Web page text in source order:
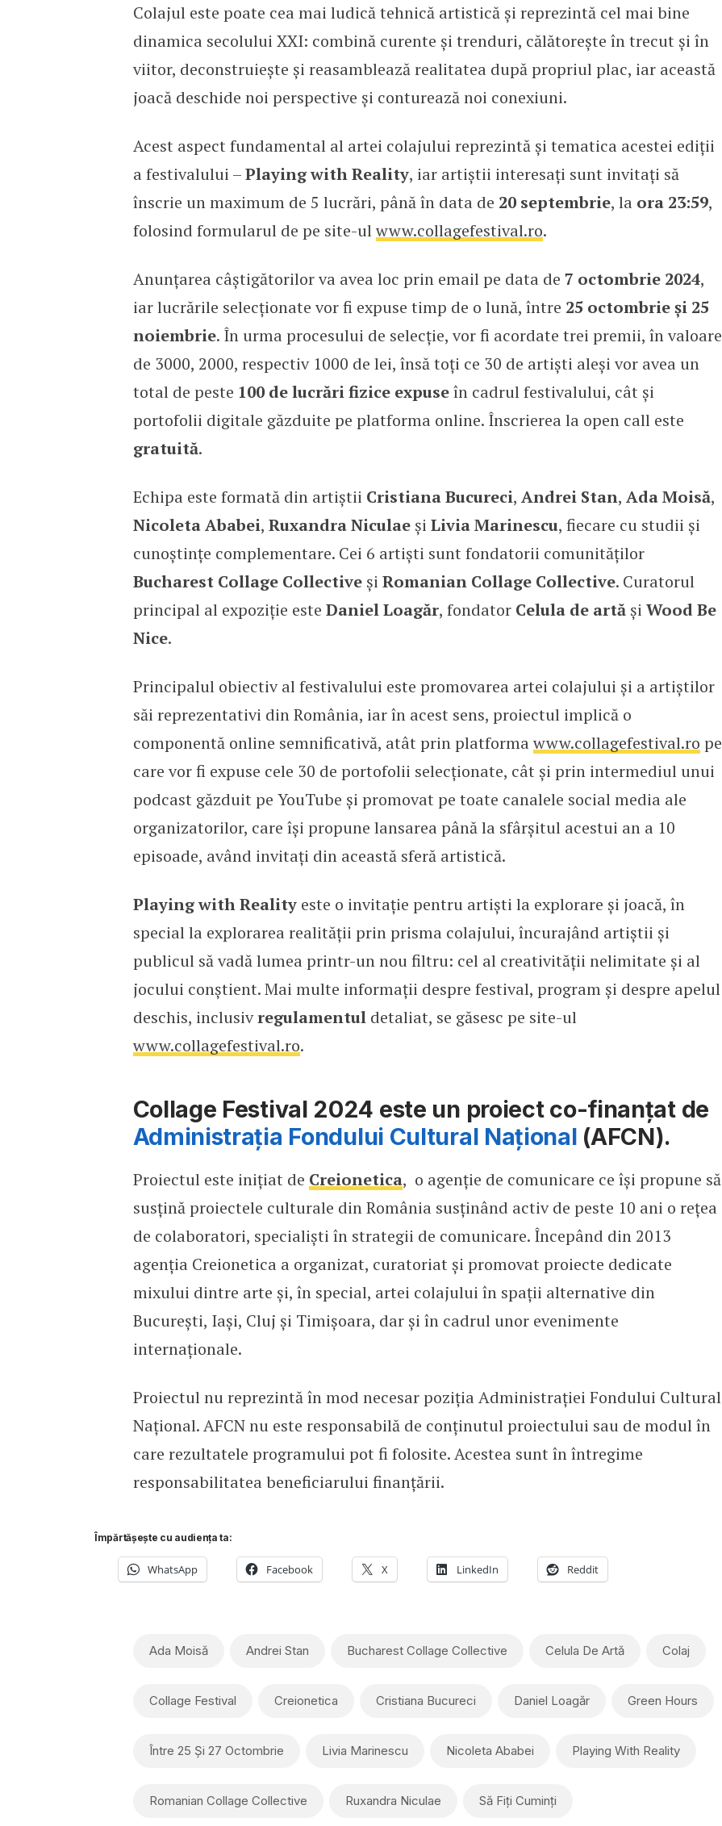
Colajul este poate cea mai ludică tehnică artistică și reprezintă cel mai bine
dinamica secolului XXI: combină curente și trenduri, călătorește în trecut și în
viitor, deconstruiește și reasamblează realitatea după propriul plac, iar această
joacă deschide noi perspective și conturează noi conexiuni.
Acest aspect fundamental al artei colajului reprezintă și tematica acestei ediții
a festivalului –Playing with Reality, iar artiștii interesați sunt invitați să
înscrie un maximum de 5 lucrări, până în data de 20 septembrie, la ora 23:59,
folosind formularul de pe site-ulwww.collagefestival.ro.
Anunțarea câștigătorilor va avea loc prin email pe data de 7 octombrie 2024,
iar lucrările selecționate vor fi expuse timp de o lună, între 25 octombrie și 25
noiembrie. În urma procesului de selecție, vor fi acordate trei premii, în valoare
de 3000, 2000, respectiv 1000 de lei, însă toți ce 30 de artiști aleși vor avea un
total de peste 100 de lucrări fizice expuseîn cadrul festivalului, cât și
portofolii digitale găzduite pe platforma online. Înscrierea la open call este
gratuită.
Echipa este formată din artiștii Cristiana Bucureci, Andrei Stan, Ada Moisă,
Nicoleta Ababei, Ruxandra Niculaeși Livia Marinescu, fiecare cu studii și
cunoștințe complementare. Cei 6 artiști sunt fondatorii comunităților
Bucharest Collage Collectiveși Romanian Collage Collective. Curatorul
principal al expoziție este Daniel Loagăr, fondator Celula de artăși Wood Be
Nice.
Principalul obiectiv al festivalului este promovarea artei colajului și a artiștilor
săi reprezentativi din România, iar în acest sens, proiectul implică o
componentă online semnificativă, atât prin platforma www.collagefestival.ro pe
care vor fi expuse cele 30 de portofolii selecționate, cât și prin intermediul unui
podcast găzduit pe YouTube și promovat pe toate canalele social media ale
organizatorilor, care își propune lansarea până la sfârșitul acestui an a 10
episoade, având invitați din această sferă artistică.
Playing with Realityeste o invitație pentru artiști la explorare și joacă, în
special la explorarea realității prin prisma colajului, încurajând artiștii și
publicul să vadă lumea printr-un nou filtru: cel al creativității nelimitate și al
jocului conștient. Mai multe informații despre festival, program și despre apelul
deschis, inclusivregulamentuldetaliat, se găsesc pe site-ul
www.collagefestival.ro.
Collage Festival 2024 este un proiect co-finanțat de
Administrația Fondului Cultural Național (AFCN).
Proiectul este inițiat de Creionetica, o agenție de comunicare ce își propune să
susțină proiectele culturale din România susținând activ de peste 10 ani o rețea
de colaboratori, specialiști în strategii de comunicare. Începând din 2013
agenția Creionetica a organizat, curatoriat și promovat proiecte dedicate
mixului dintre arte și, în special, artei colajului în spații alternative din
București, Iași, Cluj și Timișoara, dar și în cadrul unor evenimente
internaționale.
Proiectul nu reprezintă în mod necesar poziţia Administrației Fondului Cultural
Național. AFCN nu este responsabilă de conținutul proiectului sau de modul în
care rezultatele programului pot fi folosite. Acestea sunt în întregime
responsabilitatea beneficiarului finanțării.
Împărtășește cu audiența ta:
WhatsApp Facebook X LinkedIn Reddit
Ada Moisă Andrei Stan Bucharest Collage Collective Celula De Artă Colaj
Collage Festival Creionetica Cristiana Bucureci Daniel Loagăr Green Hours
Între 25 Și 27 Octombrie Livia Marinescu Nicoleta Ababei Playing With Reality
Romanian Collage Collective Ruxandra Niculae Să Fiți Cuminți